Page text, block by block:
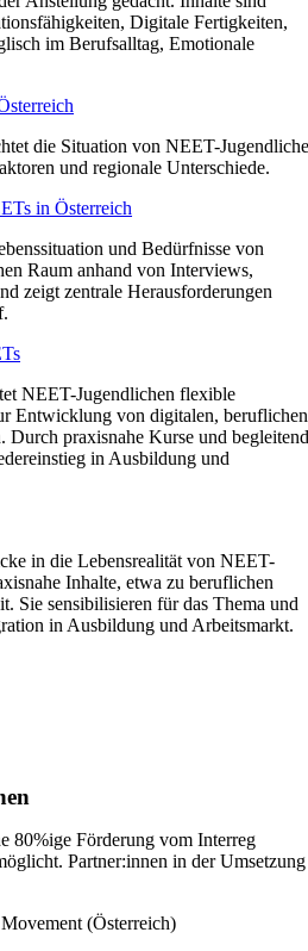
Digitale Fertigkeiten,
im Berufsalltag, Emotionale
die Situation von NEET-
und regionale Unterschiede.
in Österreich
und Bedürfnisse von
Raum anhand von Interviews,
zeigt zentrale Herausforderungen
NEET-Jugendlichen flexible
Entwicklung von digitalen, beruflichen
Durch praxisnahe Kurse und
in Ausbildung und
in die Lebensrealität von NEET-
Inhalte, etwa zu beruflichen
Sie sensibilisieren für das Thema und
in Ausbildung und Arbeitsmarkt.
80%ige Förderung vom Interreg
Partner:innen in der Umsetzung
(Österreich)